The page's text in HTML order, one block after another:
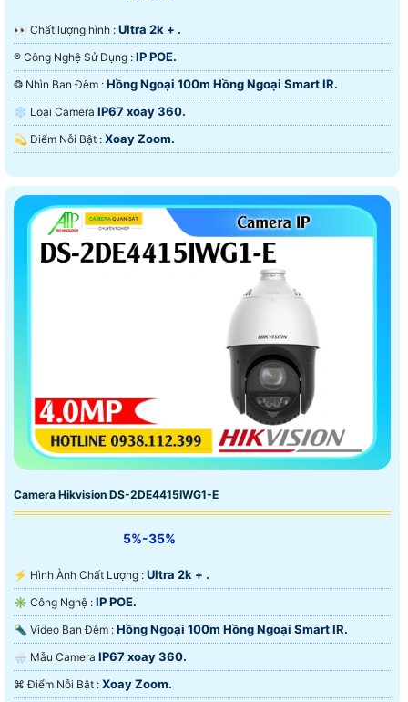
️👀 Chất lượng hình : Ultra 2k + .
®️ Công Nghệ Sử Dụng : IP POE.
❂ Nhìn Ban Đêm : Hồng Ngoại 100m Hồng Ngoại Smart IR.
❄ Loại Camera IP67 xoay 360.
️💫 Điểm Nỗi Bật : Xoay Zoom.
Camera Hikvision DS-2DE4415IWG1-E
5%-35%
️⚡ Hình Ành Chất Lượng : Ultra 2k + .
✳️ Công Nghệ : IP POE.
🔦 Video Ban Đêm : Hồng Ngoại 100m Hồng Ngoại Smart IR.
🌧️ Mẫu Camera IP67 xoay 360.
️⌘ Điểm Nỗi Bật : Xoay Zoom.